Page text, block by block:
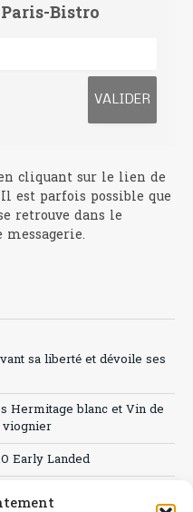
Bistro
cliquant sur le lien de
est parfois possible que
retrouve dans le
sa liberté et dévoile ses
Hermitage blanc et Vin de
viognier
Early Landed